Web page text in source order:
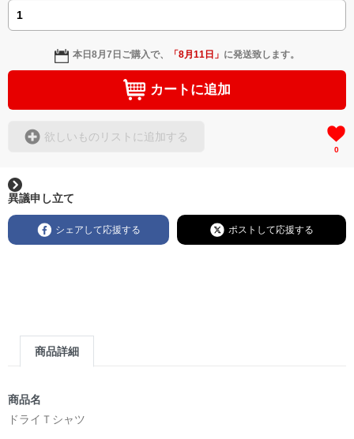
本日8月7日 ご購入で、 「8月11日 」 に発送致します。
カートに追加
欲しいものリストに追加する
0
異議申し立て
シェアして応援する ポストして応援する
商品詳細
商品名
ドライＴシャツ